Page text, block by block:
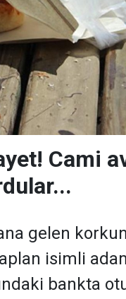
Cami
gelen
isimli
bankta